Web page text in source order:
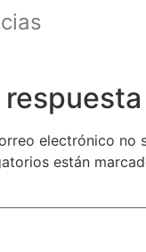
respuesta
electrónico no
están